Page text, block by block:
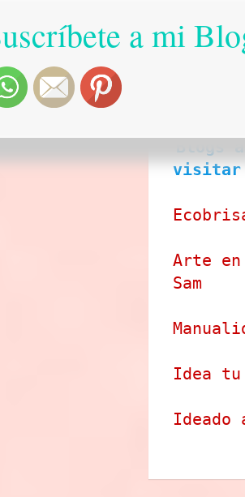
Sector
Tecnologia
Blogs
visitar
Arte
Sam
Idea tu
Ideado
a mi